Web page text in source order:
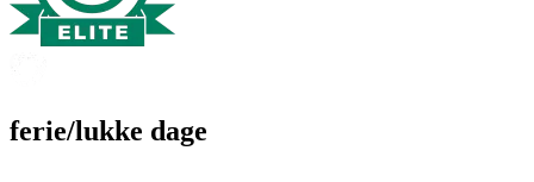
ferie/lukke dage